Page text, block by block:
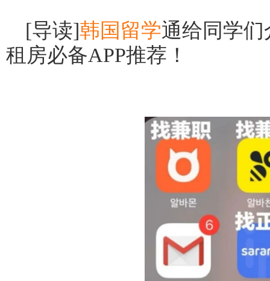
[导读]韩国留学通给同学
租房必备APP推荐！